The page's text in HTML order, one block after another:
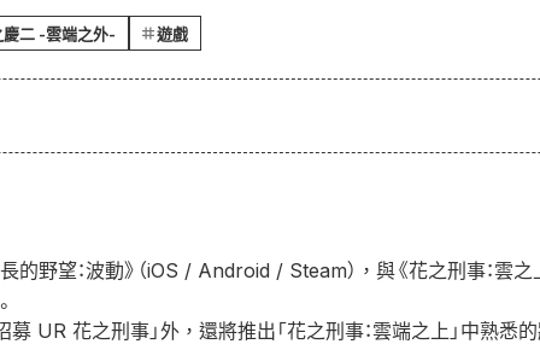
慶二 -雲端之外- 遊戲
野望：波動》（iOS / Android / Steam），與《花之刑事：雲
UR 花之刑事」外，還將推出「花之刑事：雲端之上」中熟悉